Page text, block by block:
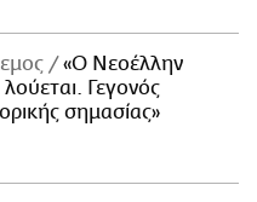
«Ο Νεοέλλην
λούεται. Γεγονός
σημασίας»